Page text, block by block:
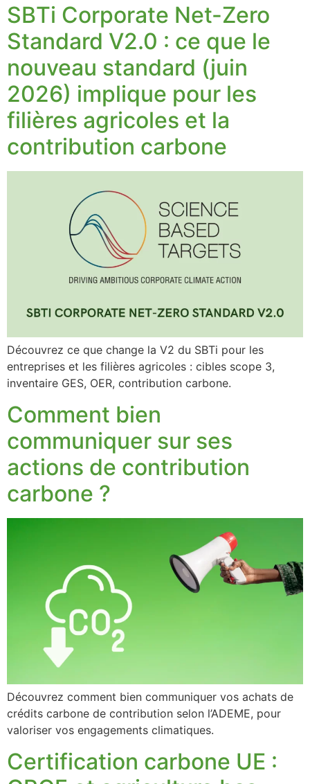
SBTi Corporate Net-Zero
Standard V2.0 : ce que le
nouveau standard (juin
2026) implique pour les
filières agricoles et la
contribution carbone
Découvrez ce que change la V2 du SBTi pour les
entreprises et les filières agricoles : cibles scope 3,
inventaire GES, OER, contribution carbone.
Comment bien
communiquer sur ses
actions de contribution
carbone ?
Découvrez comment bien communiquer vos achats de
crédits carbone de contribution selon l’ADEME, pour
valoriser vos engagements climatiques.
Certification carbone UE :